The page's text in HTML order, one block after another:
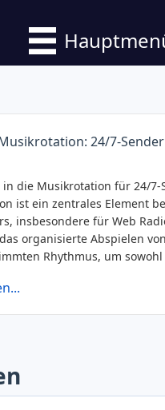
24/7-
die Musikrotation für 24/7-
ist ein zentrales Element
insbesondere für Web
organisierte Abspielen
Rhythmus, um